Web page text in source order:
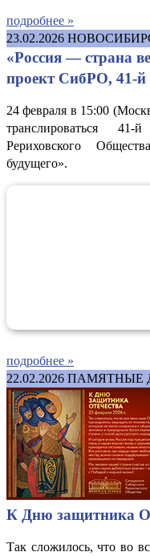
подробнее »
23.02.2026
«Россия — страна
проект СибРО, 41-й
24 февраля в 15:00
транслироваться
Рериховского
будущего».
подробнее »
22.02.2026 ПАМЯТНЫЕ
К Дню защитника
Так сложилось, что во